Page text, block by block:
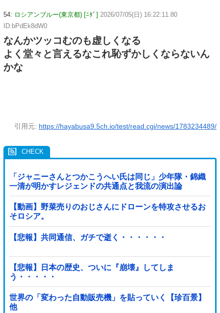
54: ロシアンブルー(東京都) [ﾆﾀﾞ] 2026/07/05(日) 16:22:11.80
ID:bPdEk8dW0
なんかツッコむのも虚しくなる
よく堂々と言えるなこれ恥ずかしくならないん
かな
引用元: https://hayabusa9.5ch.io/test/read.cgi/news/1783234489/
「ジャニーさんとつかこうへい氏は同じ」少年隊・錦織
一清が明かすレジェンドの共通点と我流の演出論
【動画】野菜売りのおじさんにドローンを特攻させるお
そロシア。
【悲報】共同通信、ガチで逝く・・・・・・
【悲報】日本の歴史、ついに『崩壊』してしま
う・・・・・
世界の「変わった自動販売機」を貼っていく【珍百景】
他